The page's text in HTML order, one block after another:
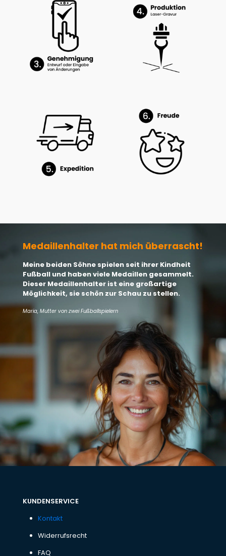
Medaillenhalter hat mich überrascht!
Meine beiden Söhne spielen seit ihrer Kindheit
Fußball und haben viele Medaillen gesammelt.
Dieser Medaillenhalter ist eine großartige
Möglichkeit, sie schön zur Schau zu stellen.
Maria, Mutter von zwei Fußballspielern
KUNDENSERVICE
Kontakt
Widerrufsrecht
FAQ